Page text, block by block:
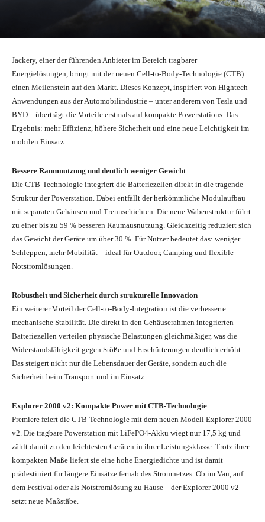
Jackery, einer der führenden Anbieter im Bereich tragbarer
Energielösungen, bringt mit der neuen Cell-to-Body-Technologie (CTB)
einen Meilenstein auf den Markt. Dieses Konzept, inspiriert von Hightech-
Anwendungen aus der Automobilindustrie – unter anderem von Tesla und
BYD – überträgt die Vorteile erstmals auf kompakte Powerstations. Das
Ergebnis: mehr Effizienz, höhere Sicherheit und eine neue Leichtigkeit im
mobilen Einsatz.
Bessere Raumnutzung und deutlich weniger Gewicht
Die CTB-Technologie integriert die Batteriezellen direkt in die tragende
Struktur der Powerstation. Dabei entfällt der herkömmliche Modulaufbau
mit separaten Gehäusen und Trennschichten. Die neue Wabenstruktur führt
zu einer bis zu 59 % besseren Raumausnutzung. Gleichzeitig reduziert sich
das Gewicht der Geräte um über 30 %. Für Nutzer bedeutet das: weniger
Schleppen, mehr Mobilität – ideal für Outdoor, Camping und flexible
Notstromlösungen.
Robustheit und Sicherheit durch strukturelle Innovation
Ein weiterer Vorteil der Cell-to-Body-Integration ist die verbesserte
mechanische Stabilität. Die direkt in den Gehäuserahmen integrierten
Batteriezellen verteilen physische Belastungen gleichmäßiger, was die
Widerstandsfähigkeit gegen Stöße und Erschütterungen deutlich erhöht.
Das steigert nicht nur die Lebensdauer der Geräte, sondern auch die
Sicherheit beim Transport und im Einsatz.
Explorer 2000 v2: Kompakte Power mit CTB-Technologie
Premiere feiert die CTB-Technologie mit dem neuen Modell Explorer 2000
v2. Die tragbare Powerstation mit LiFePO4-Akku wiegt nur 17,5 kg und
zählt damit zu den leichtesten Geräten in ihrer Leistungsklasse. Trotz ihrer
kompakten Maße liefert sie eine hohe Energiedichte und ist damit
prädestiniert für längere Einsätze fernab des Stromnetzes. Ob im Van, auf
dem Festival oder als Notstromlösung zu Hause – der Explorer 2000 v2
setzt neue Maßstäbe.